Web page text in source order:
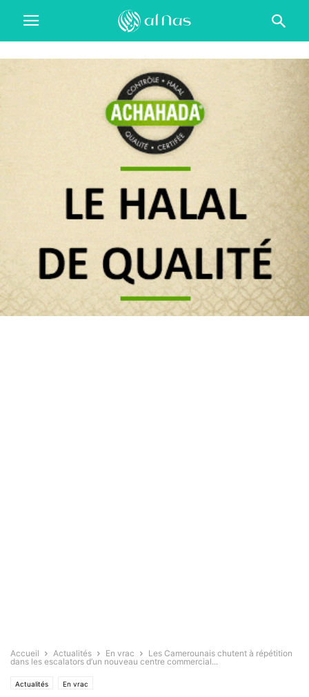
Accueil Actualités En vrac
Les Camerounais chutent à répétition
dans les escalators d’un nouveau centre commercial...
Actualités En vrac